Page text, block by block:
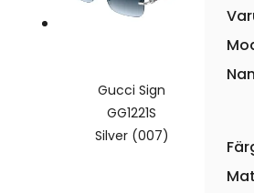
Gucci Sign
GG1221S
Silver (007)